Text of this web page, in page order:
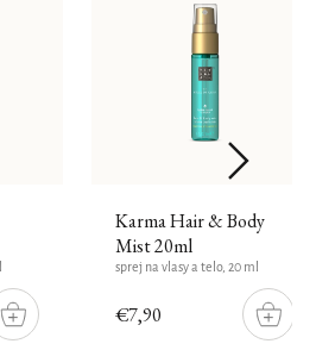
DO
KOŠÍKU
Karma Hair & Body
Mist 20ml
€7,90
DO
sprej na vlasy a telo, 20 ml